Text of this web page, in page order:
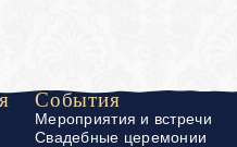
События
Мероприятия и встречи
Свадебные церемонии